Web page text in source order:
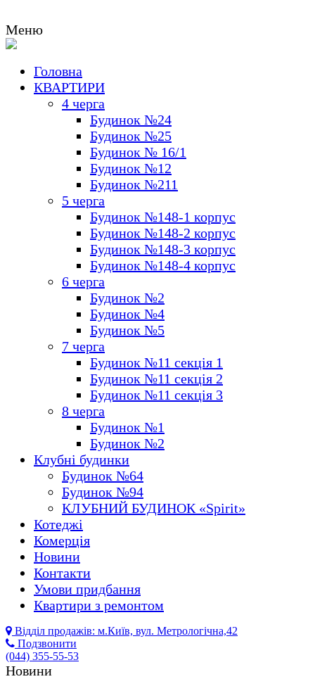
Меню
Головна
КВАРТИРИ
4 черга
Будинок №24
Будинок №25
Будинок № 16/1
Будинок №12
Будинок №211
5 черга
Будинок №148-1 корпус
Будинок №148-2 корпус
Будинок №148-3 корпус
Будинок №148-4 корпус
6 черга
Будинок №2
Будинок №4
Будинок №5
7 черга
Будинок №11 секція 1
Будинок №11 секція 2
Будинок №11 секція 3
8 черга
Будинок №1
Будинок №2
Клубні будинки
Будинок №64
Будинок №94
КЛУБНИЙ БУДИНОК «Spirit»
Котеджі
Комерція
Новини
Контакти
Умови придбання
Квартири з ремонтом
Відділ продажів: м.Київ, вул. Метрологічна,42
Подзвонити
(044) 355-55-53
Новини